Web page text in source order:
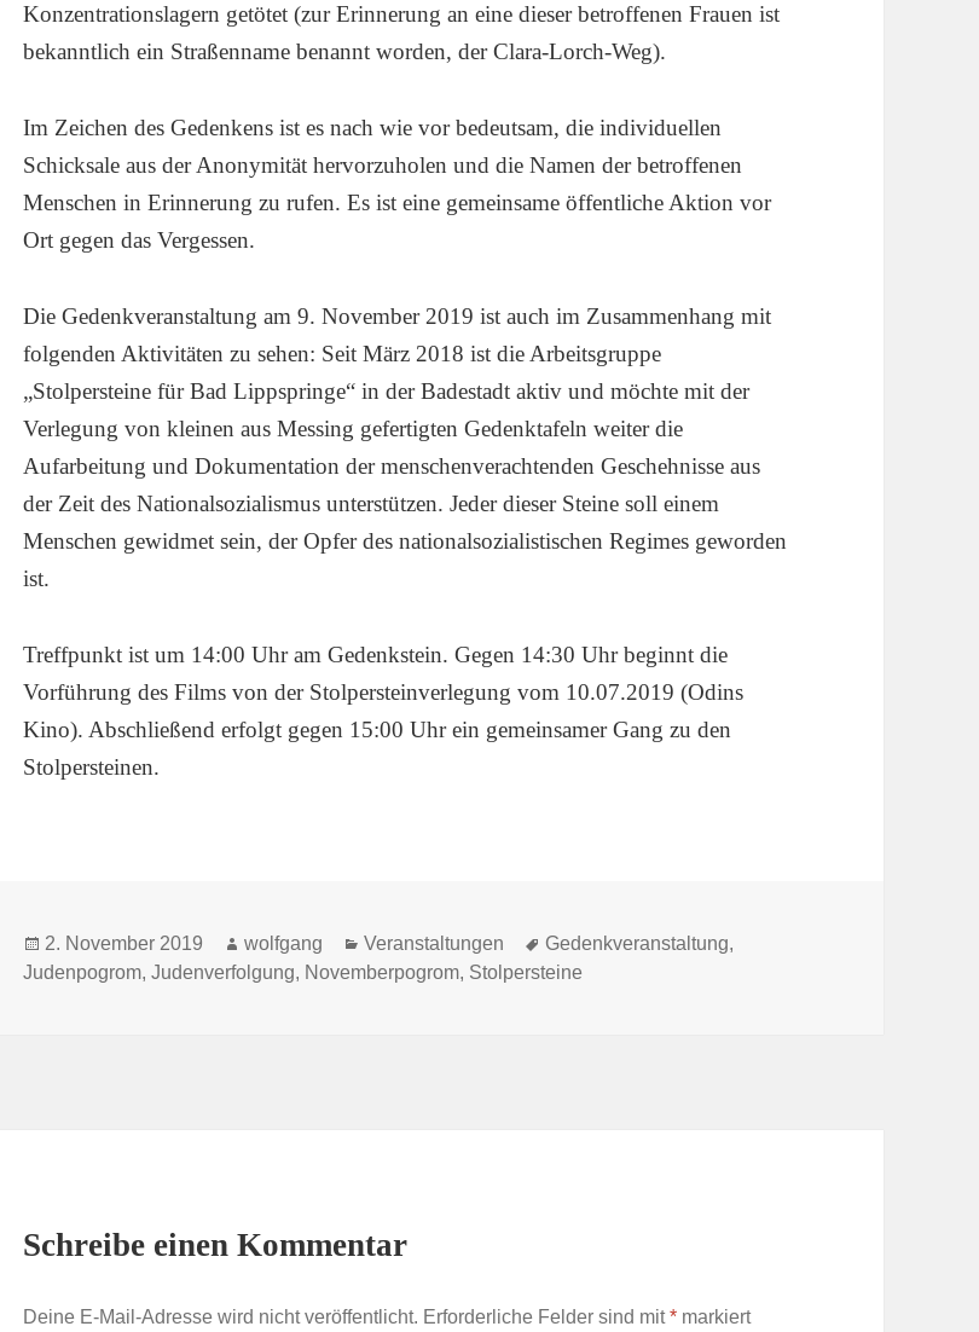
Konzentrationslagern getötet (zur Erinnerung an eine dieser betroffenen Frauen ist
bekanntlich ein Straßenname benannt worden, der Clara-Lorch-Weg).
Im Zeichen des Gedenkens ist es nach wie vor bedeutsam, die individuellen
Schicksale aus der Anonymität hervorzuholen und die Namen der betroffenen
Menschen in Erinnerung zu rufen. Es ist eine gemeinsame öffentliche Aktion vor
Ort gegen das Vergessen.
Die Gedenkveranstaltung am 9. November 2019 ist auch im Zusammenhang mit
folgenden Aktivitäten zu sehen: Seit März 2018 ist die Arbeitsgruppe
„Stolpersteine für Bad Lippspringe“ in der Badestadt aktiv und möchte mit der
Verlegung von kleinen aus Messing gefertigten Gedenktafeln weiter die
Aufarbeitung und Dokumentation der menschenverachtenden Geschehnisse aus
der Zeit des Nationalsozialismus unterstützen. Jeder dieser Steine soll einem
Menschen gewidmet sein, der Opfer des nationalsozialistischen Regimes geworden
ist.
Treffpunkt ist um 14:00 Uhr am Gedenkstein. Gegen 14:30 Uhr beginnt die
Vorführung des Films von der Stolpersteinverlegung vom 10.07.2019 (Odins
Kino). Abschließend erfolgt gegen 15:00 Uhr ein gemeinsamer Gang zu den
Stolpersteinen.
Veröffentlicht
am
2. November 2019 Autor
wolfgang Kategorien
Veranstaltungen Schlagwörter
Gedenkveranstaltung,
Judenpogrom,Judenverfolgung, Novemberpogrom, Stolpersteine
Schreibe einen Kommentar
Deine E-Mail-Adresse wird nicht veröffentlicht. Erforderliche Felder sind mit* markiert